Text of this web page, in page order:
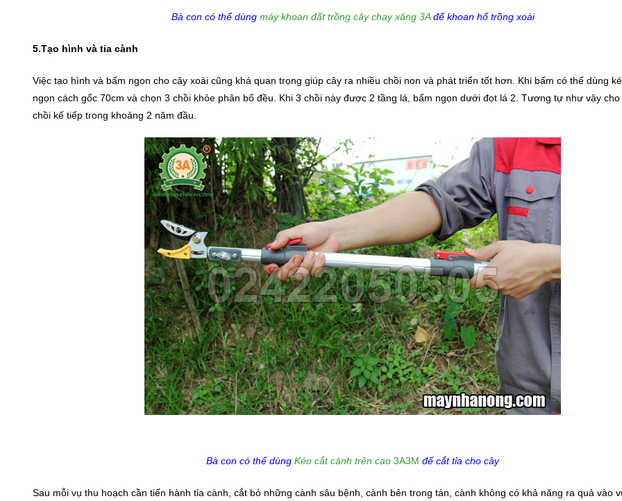
Bà con có thể dùng máy khoan đất trồng cây chạy xăng 3Ađể khoan hố trồng xoài
5.Tạo hình và tỉa cành
Việc tạo hình và bấm ngọn cho cây xoài cũng khá quan trọng giúp cây ra nhiều chồi non và phát triển tốt hơn. Khi bấm có thể dùng
ngọn cách gốc 70cm và chọn 3 chồi khỏe phân bố đều. Khi 3 chồi này được 2 tầng lá, bấm ngọn dưới đọt lá 2. Tương tự như vậy
chồi kế tiếp trong khoảng 2 năm đầu.
Bà con có thể dùngKéo cắt cành trên cao 3A3M để cắt tỉa cho cây
Sau mỗi vụ thu hoạch cần tiến hành tỉa cành, cắt bỏ những cành sâu bệnh, cành bên trong tán, cành không có khả năng ra quả vào